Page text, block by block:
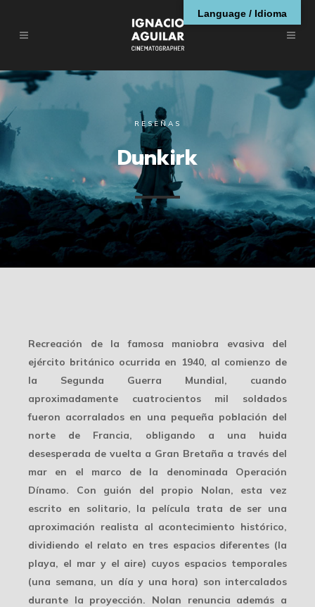
RESEÑAS
Dunkirk
Recreación de la famosa maniobra evasiva del
ejército británico ocurrida en 1940, al comienzo de
la Segunda Guerra Mundial, cuando
aproximadamente cuatrocientos mil soldados
fueron acorralados en una pequeña población del
norte de Francia, obligando a una huida
desesperada de vuelta a Gran Bretaña a través del
mar en el marco de la denominada Operación
Dínamo. Con guión del propio Nolan, esta vez
escrito en solitario, la película trata de ser una
aproximación realista al acontecimiento histórico,
dividiendo el relato en tres espacios diferentes (la
playa, el mar y el aire) cuyos espacios temporales
(una semana, un día y una hora) son intercalados
durante la proyección. Nolan renuncia además a
Language / Idioma